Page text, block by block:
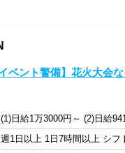
イベント警備】花火大
(1)日給1万3000円～ (2)日給
週1日以上 1日7時間以上 シフ